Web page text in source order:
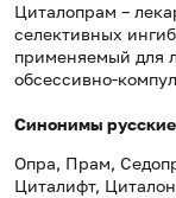
Циталопрам –
селективных
применяемый для
обсессивно-
Синонимы русские
Опра, Прам,
Циталифт,